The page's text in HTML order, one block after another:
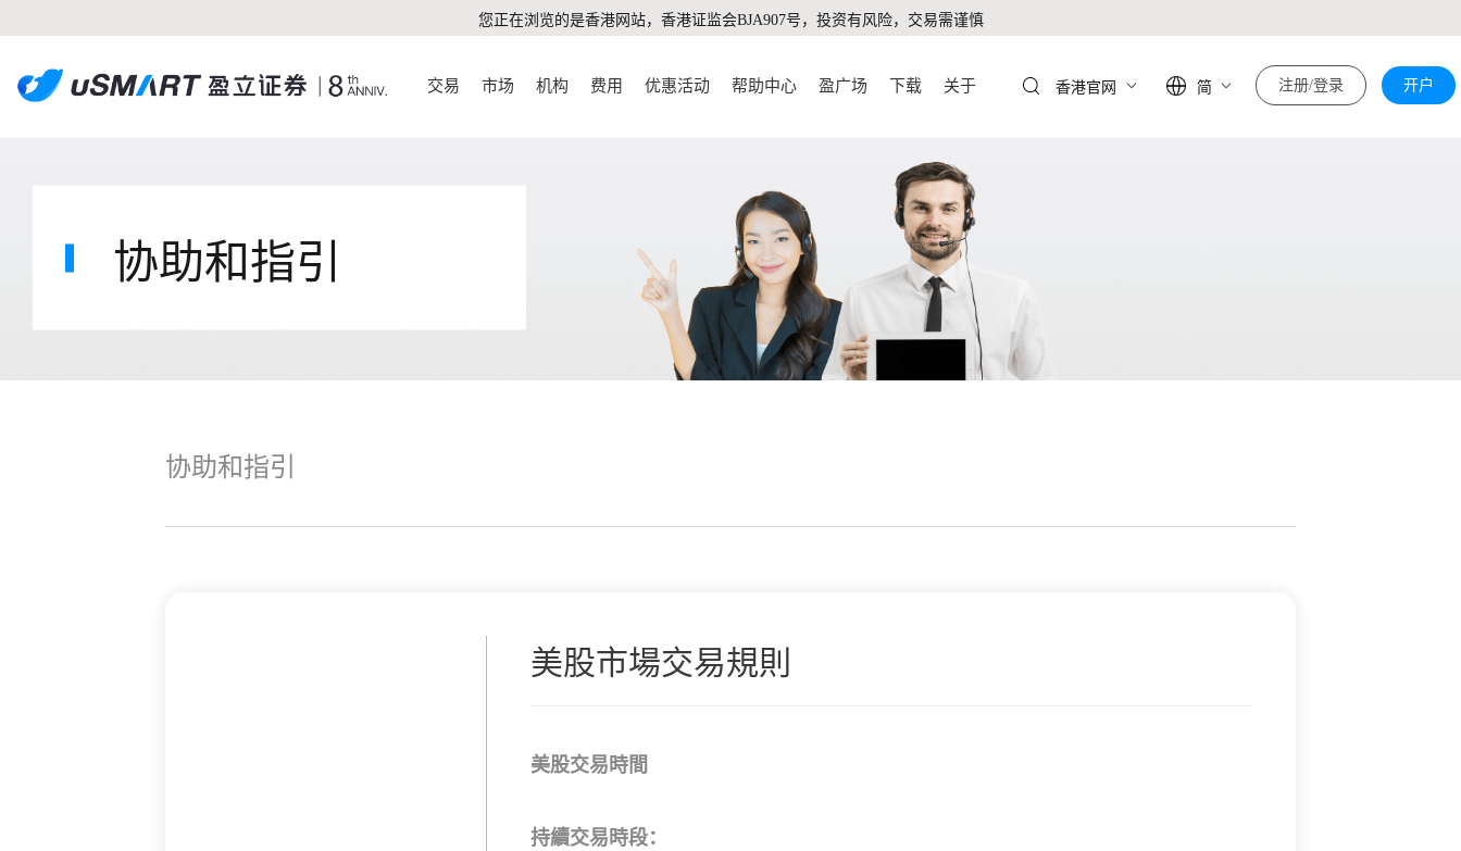
您正在浏览的是香港网站，香港证监会BJA907号，投资有风险，交易需谨慎
交易 市场 机构 费用 优惠活动 帮助中心 盈广场 下载 关于 香港官网 简 注册/登录 开户
协助和指引
协助和指引
美股市場交易規則
美股交易時間
持續交易時段：